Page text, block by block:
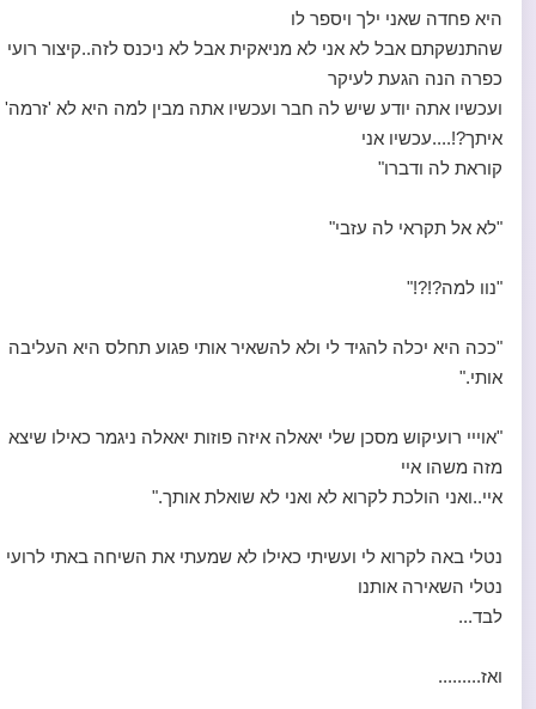
היא פחדה שאני ילך ויספר לו
שהתנשקתם אבל לא אני לא מניאקית אבל לא ניכנס לזה..קיצור רועי
כפרה הנה הגעת לעיקר
ועכשיו אתה יודע שיש לה חבר ועכשיו אתה מבין למה היא לא 'זרמה'
איתך?!....עכשיו אני
קוראת לה ודברו"
"לא אל תקראי לה עזבי"
"נוו למה?!?!"
"ככה היא יכלה להגיד לי ולא להשאיר אותי פגוע תחלס היא העליבה
אותי."
"אוייי רועיקוש מסכן שלי יאאלה איזה פוזות יאאלה ניגמר כאילו שיצא
מזה משהו איי
איי..ואני הולכת לקרוא לא ואני לא שואלת אותך."
נטלי באה לקרוא לי ועשיתי כאילו לא שמעתי את השיחה באתי לרועי
נטלי השאירה אותנו
לבד...
ואז.........